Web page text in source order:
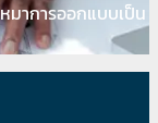
มาการออกแบบเป็น